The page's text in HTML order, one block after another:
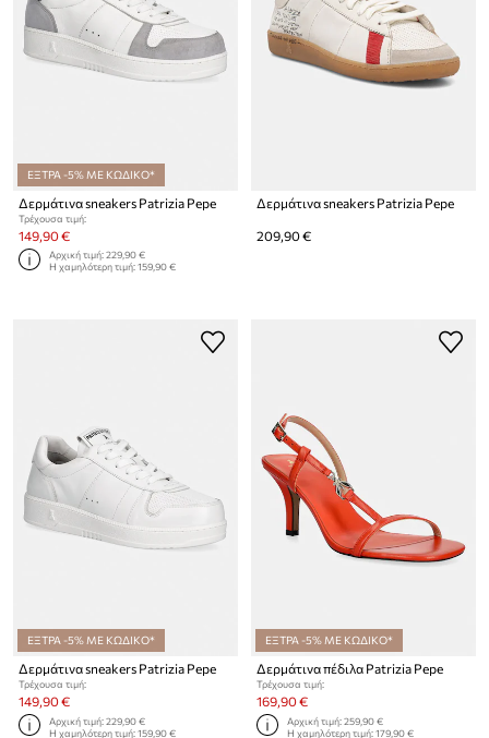
ΕΞΤΡΑ -5% ΜΕ ΚΩΔΙΚΟ*
Δερμάτινα sneakers Patrizia Pepe
Τρέχουσα τιμή:
149,90 €
Αρχική τιμή:229,90 €
Η χαμηλότερη τιμή:159,90 €
Δερμάτινα sneakers Patrizia Pepe
209,90 €
ΕΞΤΡΑ -5% ΜΕ ΚΩΔΙΚΟ*
Δερμάτινα sneakers Patrizia Pepe
Τρέχουσα τιμή:
149,90 €
Αρχική τιμή:229,90 €
Η χαμηλότερη τιμή:159,90 €
ΕΞΤΡΑ -5% ΜΕ ΚΩΔΙΚΟ*
Δερμάτινα πέδιλα Patrizia Pepe
Τρέχουσα τιμή:
169,90 €
Αρχική τιμή:259,90 €
Η χαμηλότερη τιμή:179,90 €